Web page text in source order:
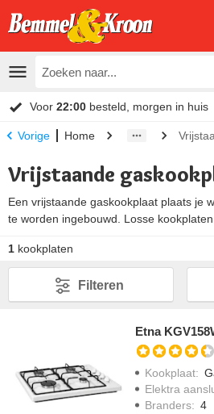
Voor 22:00 besteld, morgen in huis
Vorige Home
Vrijstaande
Een vrijstaande gaskookplaat plaats je
te worden ingebouwd. Losse
je de kookplaat eenvoudig aan op een
vrijstaande gaskookplaat dankzij de
gebruiken.
1 kookplaten
Filteren
Etna
Kookplaat:
Elektra
Branders: 4